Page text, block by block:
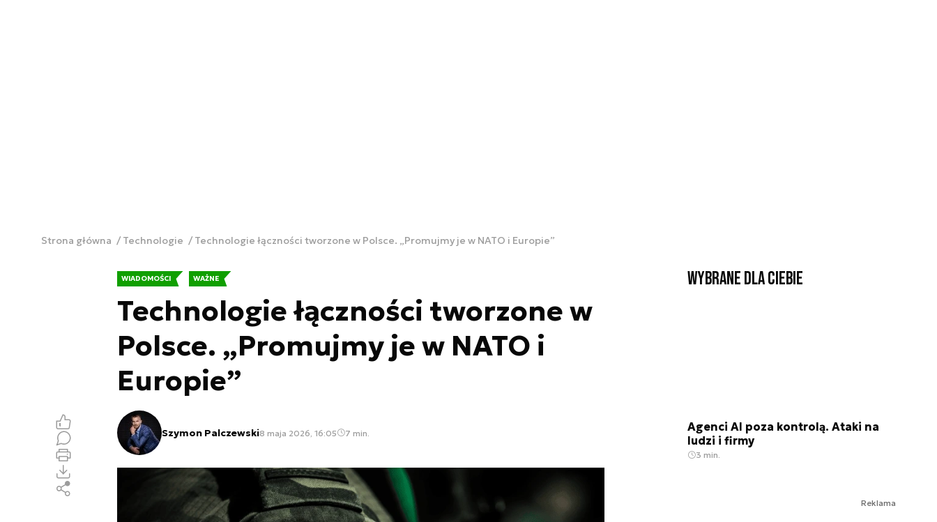
Strona główna Technologie Technologie łączności tworzone w Polsce. „Promujmy je w NATO i Europie”
WIADOMOŚCI WAŻNE
Technologie łączności tworzone w
Polsce. „Promujmy je w NATO i
Europie”
Szymon Palczewski8 maja 2026, 16:05 7 min.
Wybrane dla Ciebie
Agenci AI poza kontrolą. Ataki na
ludzi i firmy
3 min.
Reklama